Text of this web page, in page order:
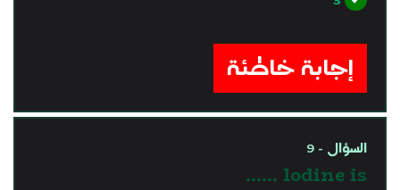
إجابة خاطئة
السؤال - 9
lodine is ……